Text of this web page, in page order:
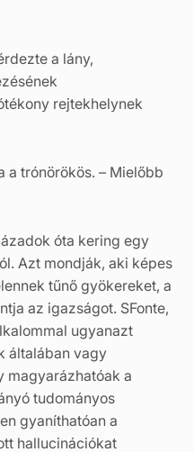
a lány,
rejtekhelynek
a trónörökös. – Mielőbb
óta kering egy
Azt mondják, aki képes
tűnő gyökereket, a
az igazságot. SFonte,
ugyanazt
általában vagy
magyarázhatóak a
tudományos
gyaníthatóan a
hallucinációkat